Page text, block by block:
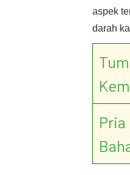
aspek
darah
Pria